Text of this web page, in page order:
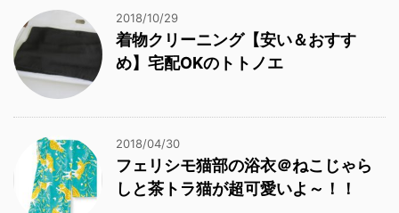
2018/10/29
着物クリーニング【安い＆おすす
め】宅配OKのトトノエ
2018/04/30
フェリシモ猫部の浴衣＠ねこじゃら
しと茶トラ猫が超可愛いよ～！！